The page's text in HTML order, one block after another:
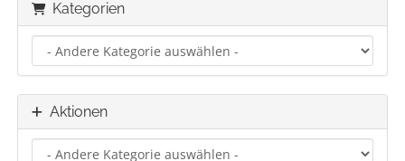
Kategorien
Aktionen